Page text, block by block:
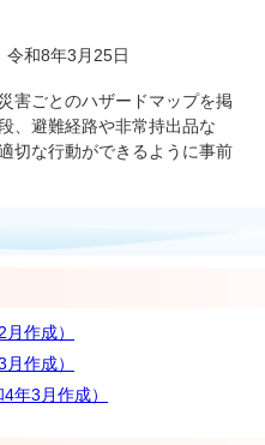
和8年3月25日
害ごとのハザードマップを掲
、避難経路や非常持出品な
切な行動ができるように事前
作成）
作成）
年3月作成）